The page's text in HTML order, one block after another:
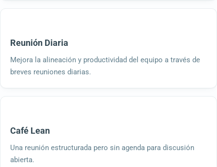
Reunión Diaria
Mejora la alineación y productividad del equipo a través de
breves reuniones diarias.
Café Lean
Una reunión estructurada pero sin agenda para discusión
abierta.